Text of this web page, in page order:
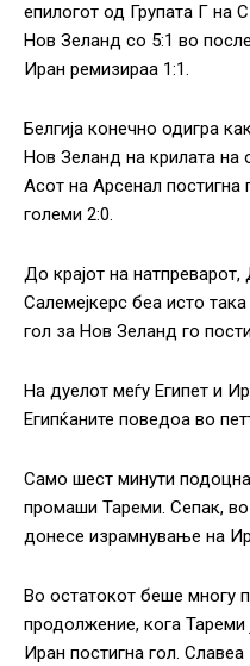
епилогот од Групата Г на
Нов Зеланд со 5:1 во
Иран ремизираа 1:1.
Белгија конечно одигра
Нов Зеланд на крилата на
Асот на Арсенал постигна
големи 2:0.
До крајот на натпреварот,
Салемејкерс беа исто
гол за Нов Зеланд го
На дуелот меѓу Египет и
Египќаните поведоа во
Само шест минути
промаши Тареми. Сепак, во
донесе израмнување на
Во остатокот беше многу
продолжение, кога Тареми
Иран постигна гол. Славеа